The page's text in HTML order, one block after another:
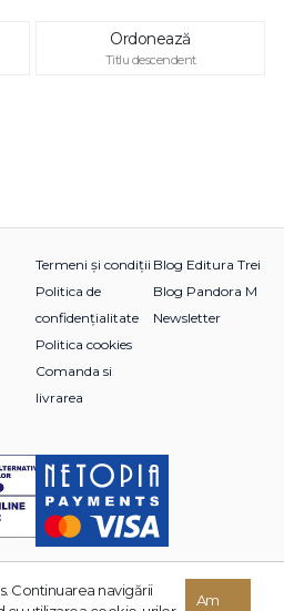
Ordonează
Titlu descendent
Termeni și condiții
Politica de
confidențialitate
Politica cookies
Comanda si
livrarea
Blog Editura Trei
Blog Pandora M
Newsletter
TREI. Toate drepturile rezervate.
Continuarea navigării
Am